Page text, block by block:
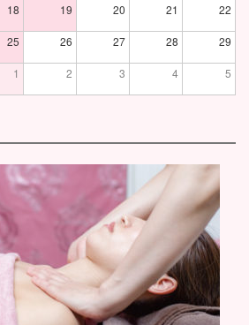
18 19 20 21 22
25 26 27 28 29
1 2 3 4 5